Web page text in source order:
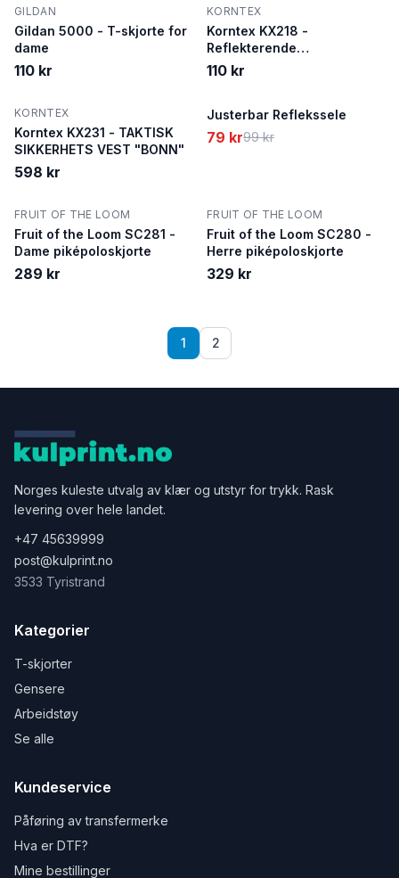
GILDAN
Gildan 5000 - T-skjorte for
dame
110 kr
KORNTEX
Korntex KX218 -
Reflekterende
sikkerhetsvest med
110 kr
KORNTEX
Korntex KX231 - TAKTISK
SIKKERHETS VEST "BONN"
598 kr
SALG
Justerbar Reflekssele
79 kr99 kr
FRUIT OF THE LOOM
Fruit of the Loom SC281 -
Dame piképoloskjorte
289 kr
FRUIT OF THE LOOM
Fruit of the Loom SC280 -
Herre piképoloskjorte
329 kr
1 2
Norges kuleste utvalg av klær og utstyr for trykk. Rask
levering over hele landet.
+47 45639999
post@kulprint.no
3533 Tyristrand
Kategorier
T-skjorter
Gensere
Arbeidstøy
Se alle
Kundeservice
Påføring av transfermerke
Hva er DTF?
Mine bestillinger